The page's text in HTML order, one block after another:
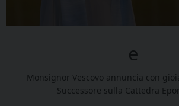
e
Monsignor Vescovo annuncia con
Successore sulla Cattedra